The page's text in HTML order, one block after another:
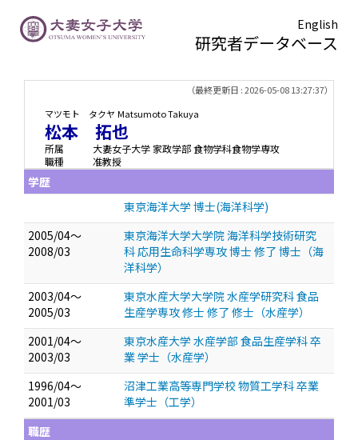
English
研究者データベース
（最終更新日 : 2026-05-08 13:27:37）
マツモト タクヤ Matsumoto Takuya
松本 拓也
所属
大妻女子大学 家政学部 食物学科食物学専攻
職種
准教授
学歴
東京海洋大学 博士(海洋科学)
2005/04～
2008/03
東京海洋大学大学院 海洋科学技術研究
科 応用生命科学専攻 博士 修了 博士（海
洋科学）
2003/04～
2005/03
東京水産大学大学院 水産学研究科 食品
生産学専攻 修士 修了 修士（水産学）
2001/04～
2003/03
東京水産大学 水産学部 食品生産学科 卒
業 学士（水産学）
1996/04～
2001/03
沼津工業高等専門学校 物質工学科 卒業
準学士（工学）
職歴